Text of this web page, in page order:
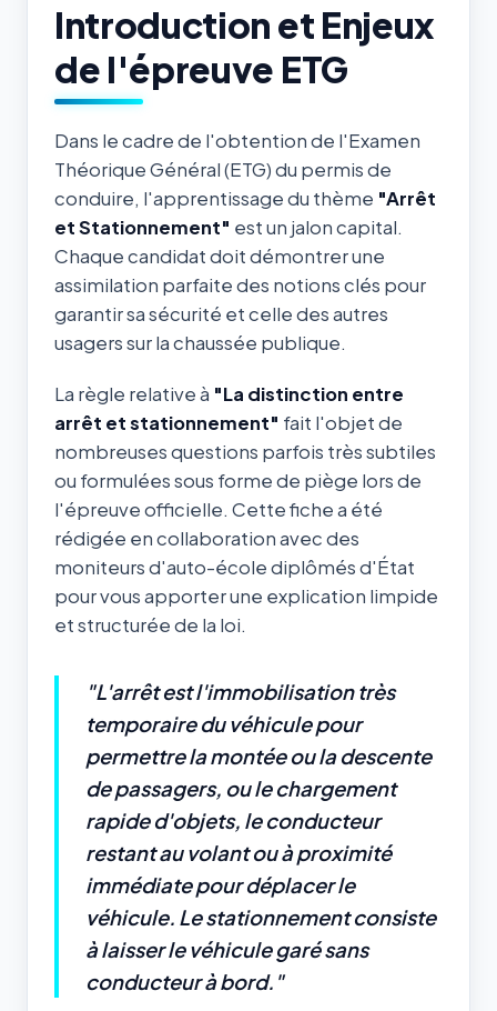
Introduction et Enjeux
de l'épreuve ETG
Dans le cadre de l'obtention de l'Examen
Théorique Général (ETG) du permis de
conduire, l'apprentissage du thème "Arrêt
et Stationnement" est un jalon capital.
Chaque candidat doit démontrer une
assimilation parfaite des notions clés pour
garantir sa sécurité et celle des autres
usagers sur la chaussée publique.
La règle relative à "La distinction entre
arrêt et stationnement" fait l'objet de
nombreuses questions parfois très subtiles
ou formulées sous forme de piège lors de
l'épreuve officielle. Cette fiche a été
rédigée en collaboration avec des
moniteurs d'auto-école diplômés d'État
pour vous apporter une explication limpide
et structurée de la loi.
"L'arrêt est l'immobilisation très
temporaire du véhicule pour
permettre la montée ou la descente
de passagers, ou le chargement
rapide d'objets, le conducteur
restant au volant ou à proximité
immédiate pour déplacer le
véhicule. Le stationnement consiste
à laisser le véhicule garé sans
conducteur à bord."